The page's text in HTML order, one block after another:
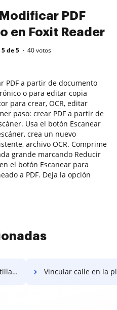
PDF
en Foxit Reader
5 de 5 40votos
PDF a partir de documento
o para editar copia
para crear, OCR, editar
paso: crear PDF a partir de
Usa el botón Escanear
crea un nuevo
archivo OCR. Comprime
grande marcando Reducir
el botón Escanear para
a PDF. Deja la opción
Vincular calle en la plantilla de